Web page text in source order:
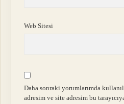
Web Sitesi
Daha sonraki yorumlarımda
adresim ve site adresim bu